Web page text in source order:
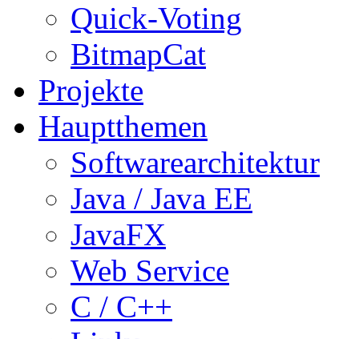
Quick-Voting
BitmapCat
Projekte
Hauptthemen
Softwarearchitektur
Java / Java EE
JavaFX
Web Service
C / C++